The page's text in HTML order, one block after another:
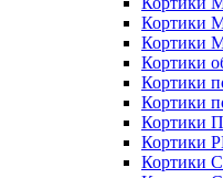
Кортики
Кортики
Кортики
Кортики
Кортики
Кортики
Кортики
Кортики